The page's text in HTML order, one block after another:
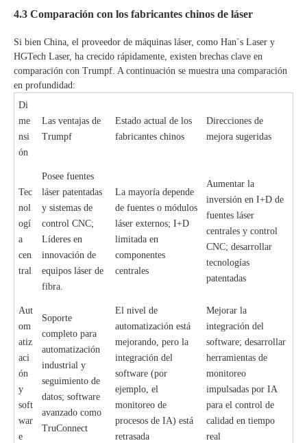
4.3 Comparación con los fabricantes chinos de láser
Si bien China, el proveedor de máquinas láser, como Han`s Laser y
HGTech Laser, ha crecido rápidamente, existen brechas clave en
comparación con Trumpf. A continuación se muestra una comparación
en profundidad:
Di
me
nsi
ón
Las ventajas de
Trumpf
Estado actual de los
fabricantes chinos
Direcciones de
mejora sugeridas
Tec
nol
ogí
a
cen
tral
Posee fuentes
láser patentadas
y sistemas de
control CNC;
Líderes en
innovación de
equipos láser de
fibra.
La mayoría depende
de fuentes o módulos
láser externos; I+D
limitada en
componentes
centrales
Aumentar la
inversión en I+D de
fuentes láser
centrales y control
CNC; desarrollar
tecnologías
patentadas
Aut
om
atiz
aci
ón
y
soft
war
e
Soporte
completo para
automatización
industrial y
seguimiento de
datos; software
avanzado como
TruConnect
El nivel de
automatización está
mejorando, pero la
integración del
software (por
ejemplo, el
monitoreo de
procesos de IA) está
retrasada
Mejorar la
integración del
software; desarrollar
herramientas de
monitoreo
impulsadas por IA
para el control de
calidad en tiempo
real